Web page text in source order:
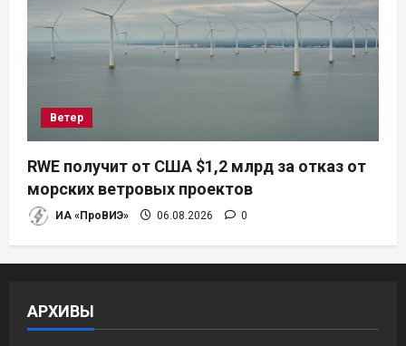
Ветер
RWE получит от США $1,2 млрд за отказ от
морских ветровых проектов
ИА «ПроВИЭ» 06.08.2026 0
АРХИВЫ